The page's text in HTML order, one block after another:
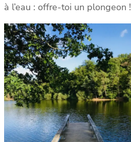
à l’eau : offre-toi un plongeon !